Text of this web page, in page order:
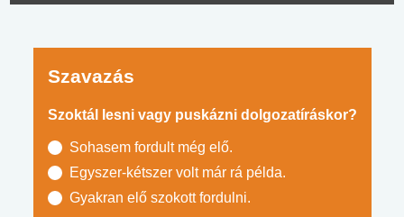
Szavazás
Szoktál lesni vagy puskázni dolgozatíráskor?
Sohasem fordult még elő.
Egyszer-kétszer volt már rá példa.
Gyakran elő szokott fordulni.